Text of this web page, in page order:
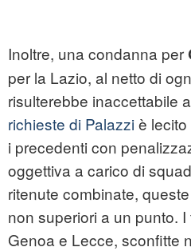
Inoltre, una condanna per
per la Lazio, al netto di
risulterebbe inaccettabile
richieste di Palazziè
i precedenti con
oggettiva a carico di
ritenute combinate,
non superiori a un punto.
Genoa e Lecce, sconfitte